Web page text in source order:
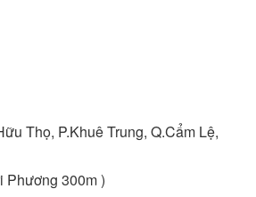
Thọ, P.Khuê Trung, Q.Cẩm Lệ,
Phương 300m )